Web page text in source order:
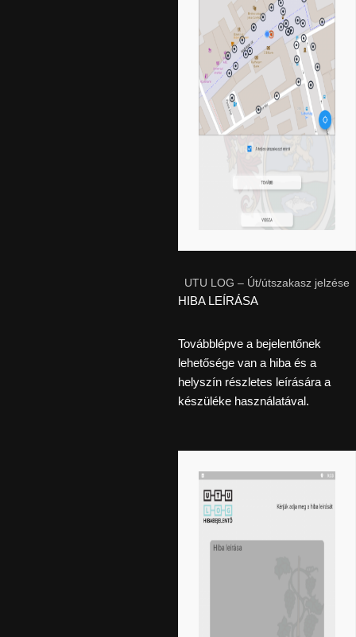
UTU LOG – Út/útszakasz jelzése
HIBA LEÍRÁSA
Továbblépve a bejelentőnek
lehetősége van a hiba és a
helyszín részletes leírására a
készüléke használatával.